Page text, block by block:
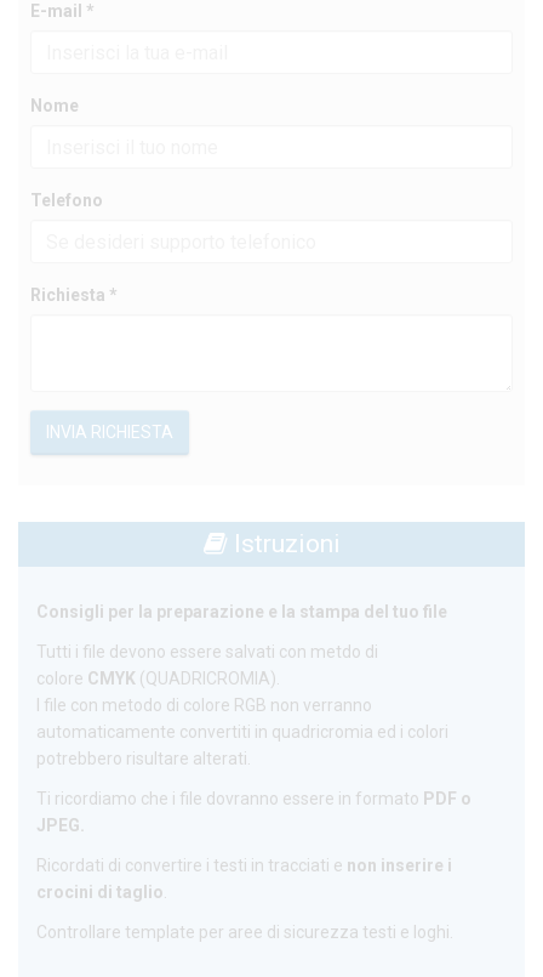
E-mail *
Nome
Telefono
Richiesta *
INVIA RICHIESTA
Istruzioni
Consigli per la preparazione e la stampa del tuo file
Tutti i file devono essere salvati con metdo di
colore CMYK (QUADRICROMIA).
I file con metodo di colore RGB non verranno
automaticamente convertiti in quadricromia ed i colori
potrebbero risultare alterati.
Ti ricordiamo che i file dovranno essere in formato PDF o
JPEG.
Ricordati di convertire i testi in tracciati e non inserire i
crocini di taglio
Controllare template per aree di sicurezza testi e loghi.